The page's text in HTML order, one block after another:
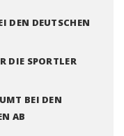
DEN DEUTSCHEN
DIE SPORTLER
BEI DEN
AB